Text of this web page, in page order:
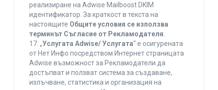
реализиране на Adwise Mailboost DKIM
идентификатор. За краткост в текста на
настоящите Общите условия се използва
терминът Съгласие от Рекламодателя.
17. „Услугата Adwise/ Услугата“ е осигурената
от Нет Инфо посредством Интернет страницата
Adwise възможност за Рекламодатели да
достъпват и ползват система за създаване,
излъчване, статистика и организация на